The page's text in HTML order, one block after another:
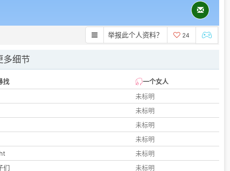
举报此个人资料？ 24
多细节
找
一个女人
未标明
未标明
未标明
未标明
未标明
们
未标明